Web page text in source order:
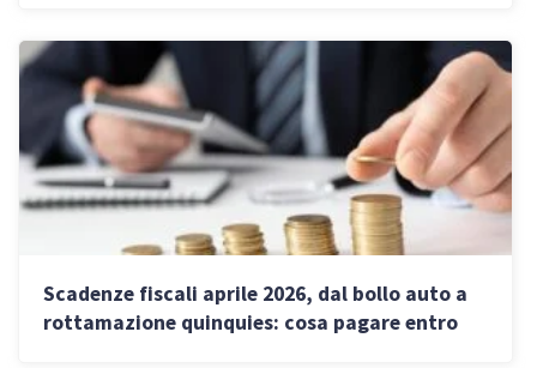
Scadenze fiscali aprile 2026, dal bollo auto a
rottamazione quinquies: cosa pagare entro